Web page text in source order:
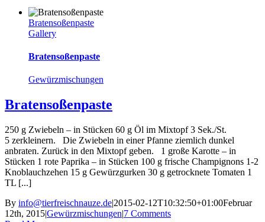
Bratensoßenpaste
Gallery
Bratensoßenpaste
Gewürzmischungen
Bratensoßenpaste
250 g Zwiebeln – in Stücken 60 g Öl im Mixtopf 3 Sek./St.
5 zerkleinern. Die Zwiebeln in einer Pfanne ziemlich dunkel
anbraten. Zurück in den Mixtopf geben. 1 große Karotte – in
Stücken 1 rote Paprika – in Stücken 100 g frische Champignons 1-2
Knoblauchzehen 15 g Gewürzgurken 30 g getrocknete Tomaten 1
TL [...]
By info@tierfreischnauze.de|2015-02-12T10:32:50+01:00Februar
12th, 2015|Gewürzmischungen|7 Comments